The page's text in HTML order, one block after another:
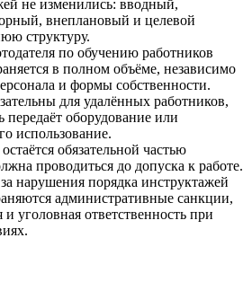
не изменились: вводный,
внеплановый и целевой
структуру.
по обучению работников
в полном объёме, независимо
и формы собственности.
для удалённых работников,
передаёт оборудование или
использование.
обязательной частью
проводиться до допуска к работе.
нарушения порядка инструктажей
административные санкции,
уголовная ответственность при